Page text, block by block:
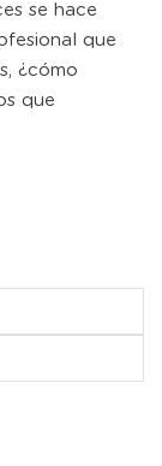
se hace
que
¿cómo
que